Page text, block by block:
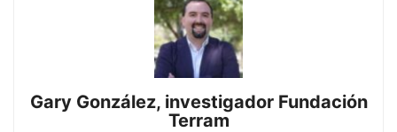
Gary González, investigador Fundación
Terram